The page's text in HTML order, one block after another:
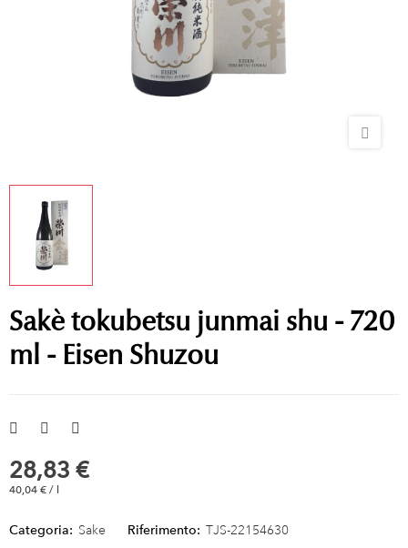
Sakè tokubetsu junmai shu - 720
ml - Eisen Shuzou
28,83 €
40,04 € / l
Categoria: Sake Riferimento: TJS-22154630